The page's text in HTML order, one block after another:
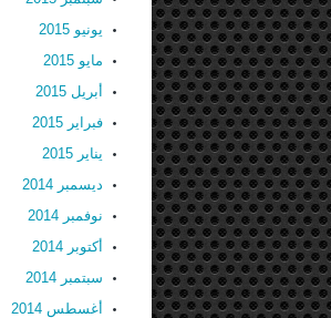
يونيو 2015
مايو 2015
أبريل 2015
فبراير 2015
يناير 2015
ديسمبر 2014
نوفمبر 2014
أكتوبر 2014
سبتمبر 2014
أغسطس 2014